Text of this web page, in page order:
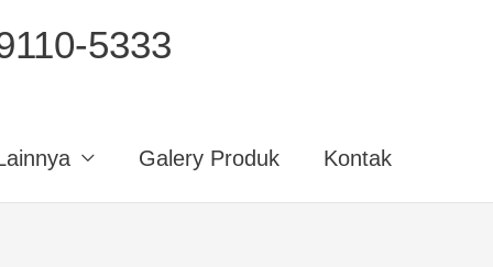
5333
Galery Produk Kontak